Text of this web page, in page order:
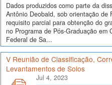
Dados produzidos como parte da
Antônio Deobald, sob orientação de
requisito parcial para obtenção do
no Programa de Pós-Graduação em
Federal de Sa...
V Reunião de Classificação,
Levantamentos de Solos
Jul 4, 2023